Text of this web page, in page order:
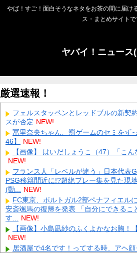
やば！すご！面白そうなネタをお茶の間に届け
ス・まとめサイト
ヤバイ！ニュース
厳選速報！
フェルスタッペンとレッドブルの新契
スが否定 NEW!
冨里奈央ちゃん、罰ゲームのセミをず
46】
NEW!
【画像】 はいだしょうこ（47）「こ
NEW!
フランス人「レベルが違う」日本代表
PSG移籍間近に!?超絶プレー集を見た現
(動... NEW!
FC東京、ポルトガル2部ペナフィエル
安斎颯馬の復帰を発表 「自分にできるこ
す... NEW!
【画像】小島凪紗のふくよかなお胸！
NEW!
居酒屋で4名です！ってする時、アヘ